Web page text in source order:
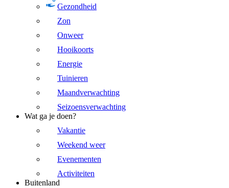
Gezondheid
Zon
Onweer
Hooikoorts
Energie
Tuinieren
Maandverwachting
Seizoensverwachting
Wat ga je doen?
Vakantie
Weekend weer
Evenementen
Activiteiten
Buitenland